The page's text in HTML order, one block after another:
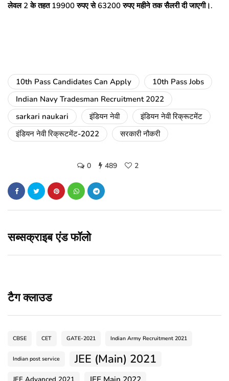
लेवल 2 के तहत 19900 रुपए से 63200 रुपए महीने तक सैलरी दी जाएगी।.
10th Pass Candidates Can Apply
10th Pass Jobs
Indian Navy Tradesman Recruitment 2022
sarkari naukari
इंडियन नेवी
इंडियन नेवी रिक्रूटमेंट
इंडियन नेवी रिक्रूटमेंट-2022
सरकारी नौकरी
0 489 2
सब्सक्राइब एंड फॉलो
टैग क्लाउड
CBSE CET GATE-2021 Indian Army Recruitment 2021
Indian post service JEE (Main) 2021